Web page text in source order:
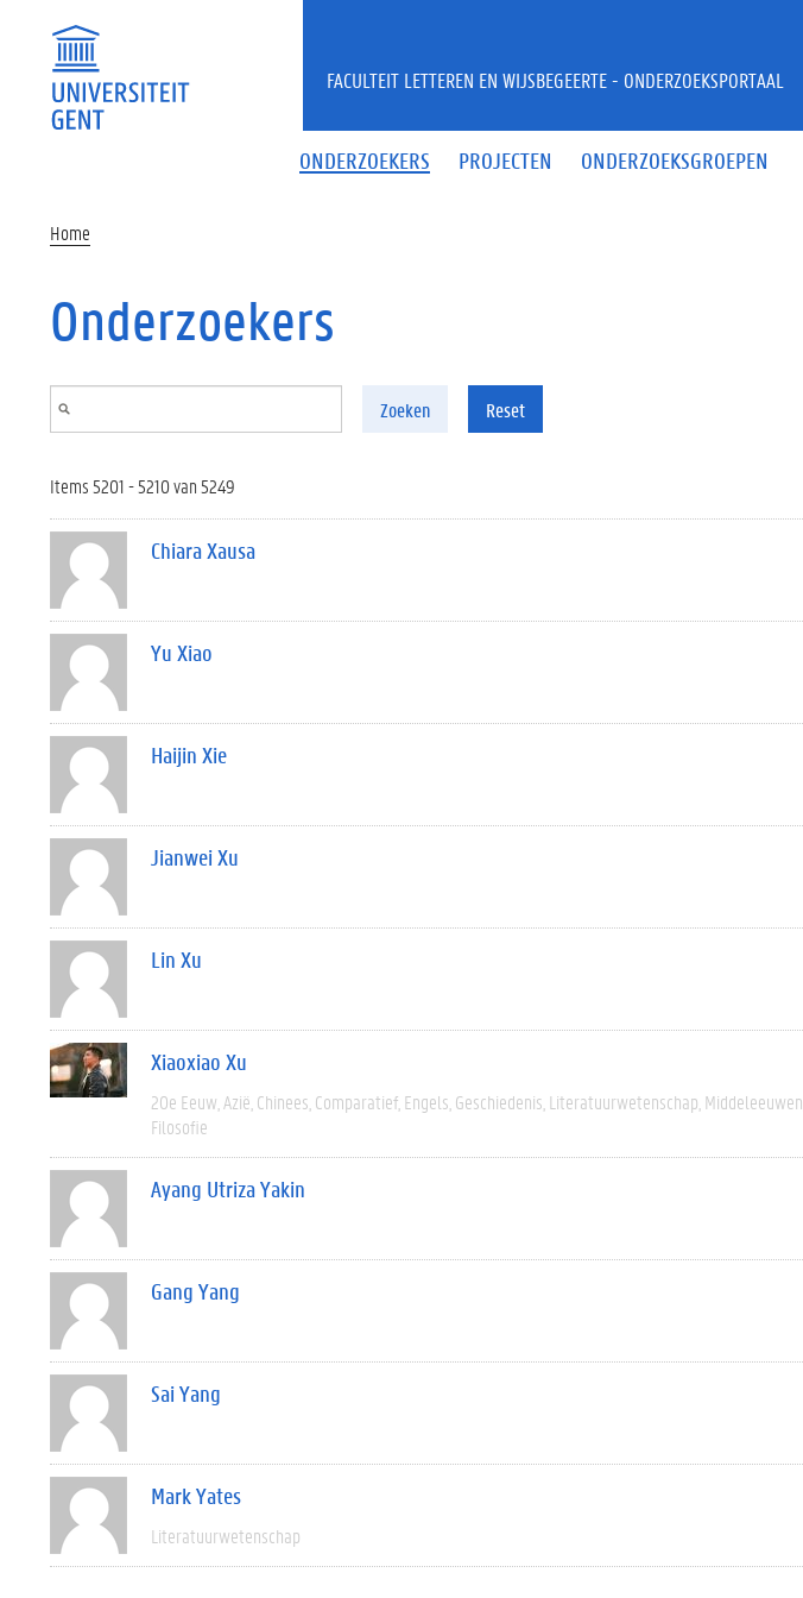
ONDERZOEKERS PROJECTEN ONDERZOEKSGROEPEN
FACULTEIT LETTEREN EN WIJSBEGEERTE - ONDERZOEKSPORTAAL
Home
Onderzoekers
Zoeken Reset
Items 5201 - 5210 van 5249
Chiara Xausa
Yu Xiao
Haijin Xie
Jianwei Xu
Lin Xu
Xiaoxiao Xu
20e Eeuw Azië Chinees Comparatief Engels Geschiedenis Literatuurwetenschap Middeleeuwen
Filosofie
Ayang Utriza Yakin
Gang Yang
Sai Yang
Mark Yates
Literatuurwetenschap